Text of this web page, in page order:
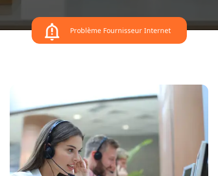
Problème Fournisseur Internet